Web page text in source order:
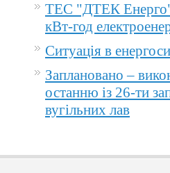
ТЕС "ДТЕК Енерго"
кВт-год
Ситуація в
Заплановано –
останню із 26-ти
вугільних лав